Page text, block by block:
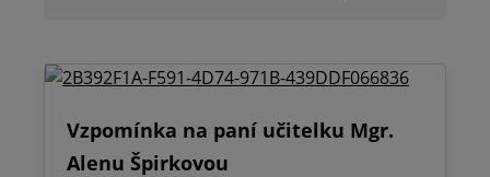
Vzpomínka na paní učitelku Mgr.
Alenu Špirkovou